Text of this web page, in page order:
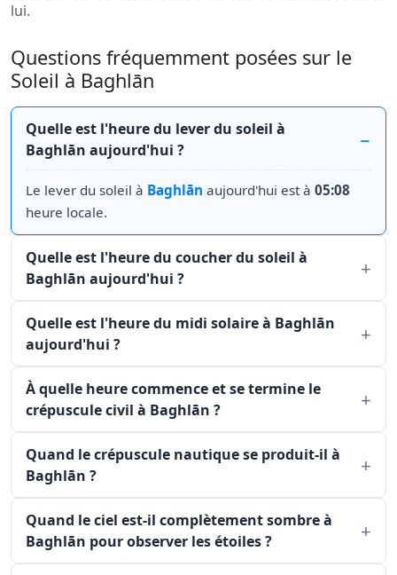
lui.
Questions fréquemment posées sur le
Soleil à Baghlān
Quelle est l'heure du lever du soleil à
Baghlān aujourd'hui ?
Le lever du soleil à Baghlān aujourd'hui est à 05:08
heure locale.
Quelle est l'heure du coucher du soleil à
Baghlān aujourd'hui ?
Quelle est l'heure du midi solaire à Baghlān
aujourd'hui ?
À quelle heure commence et se termine le
crépuscule civil à Baghlān ?
Quand le crépuscule nautique se produit-il à
Baghlān ?
Quand le ciel est-il complètement sombre à
Baghlān pour observer les étoiles ?